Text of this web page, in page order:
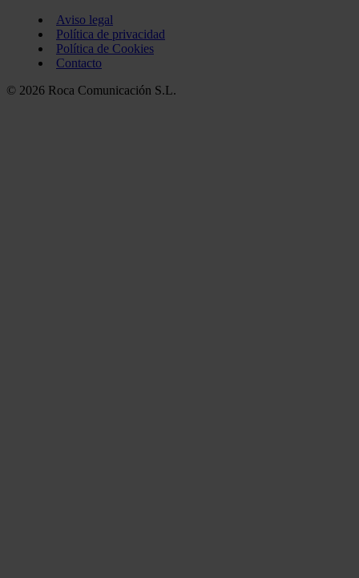
Aviso legal
Política de privacidad
Política de Cookies
Contacto
© 2026 Roca Comunicación S.L.